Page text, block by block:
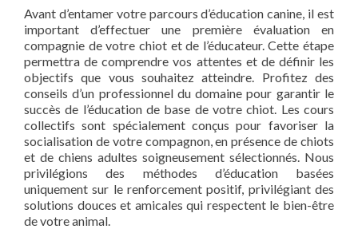
Avant d’entamer votre parcours d’éducation canine, il est
important d’effectuer une première évaluation en
compagnie de votre chiot et de l’éducateur. Cette étape
permettra de comprendre vos attentes et de définir les
objectifs que vous souhaitez atteindre. Profitez des
conseils d’un professionnel du domaine pour garantir le
succès de l’éducation de base de votre chiot. Les cours
collectifs sont spécialement conçus pour favoriser la
socialisation de votre compagnon, en présence de chiots
et de chiens adultes soigneusement sélectionnés. Nous
privilégions des méthodes d’éducation basées
uniquement sur le renforcement positif, privilégiant des
solutions douces et amicales qui respectent le bien-être
de votre animal.